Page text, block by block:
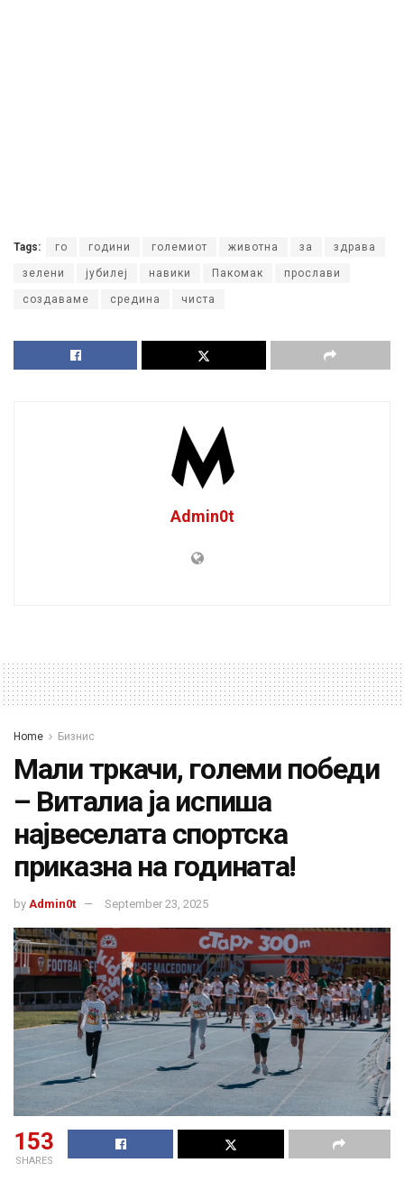
Tags: го години големиот животна за здрава
зелени јубилеј навики Пакомак прослави
создаваме средина чиста
Admin0t
Home Бизнис
Мали тркачи, големи победи
– Виталиа ја испиша
највеселата спортска
приказна на годината!
by Admin0t September 23, 2025
153
SHARES